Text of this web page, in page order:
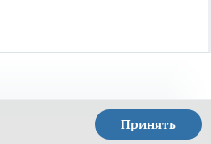
Принять